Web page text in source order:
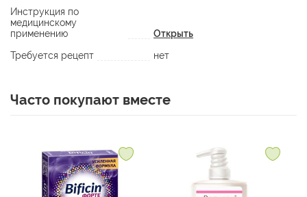
Инструкция по
медицинскому
применению
Открыть
Требуется рецепт
нет
Часто покупают вместе